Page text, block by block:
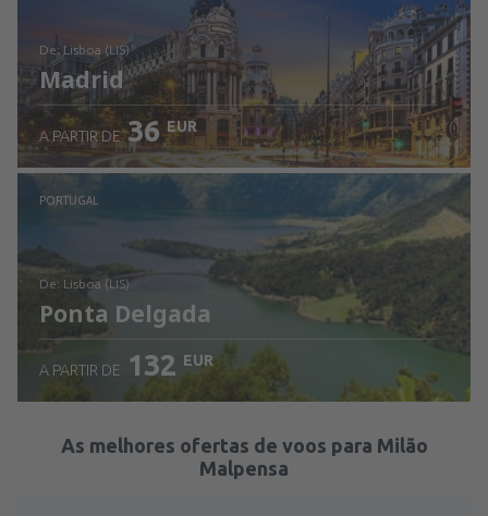
de: Lisboa (LIS)
Madrid
Ver detalhes
A PARTIR DE 36 EUR
PORTUGAL
de: Lisboa (LIS)
Ponta Delgada
Ver detalhes
A PARTIR DE 132 EUR
As melhores ofertas de voos para Milão
Malpensa